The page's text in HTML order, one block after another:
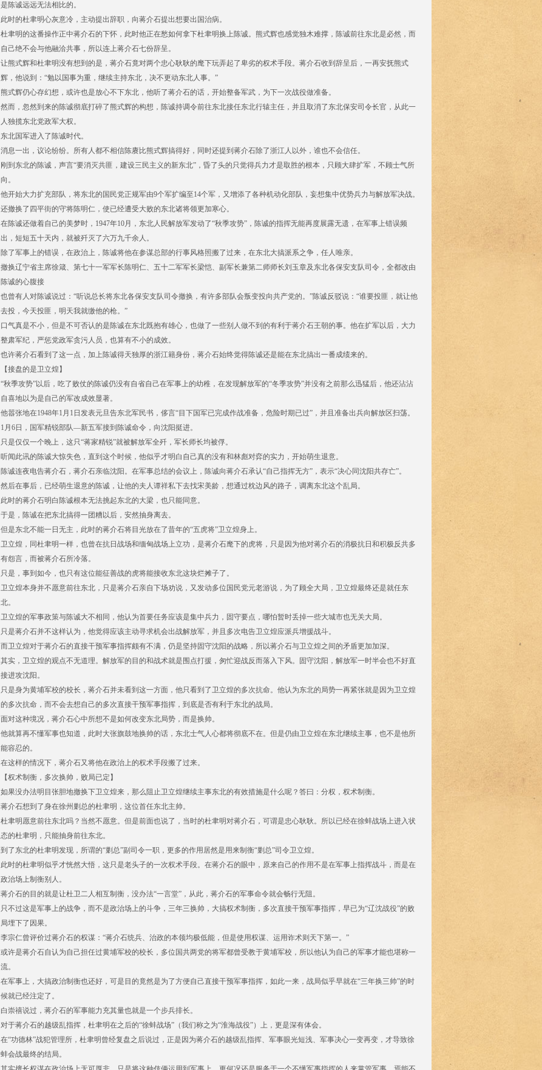
是陈诚远远无法相比的。
此时的杜聿明心灰意冷，主动提出辞职，向蒋介石提出想要出国治病。
杜聿明的这番操作正中蒋介石的下怀，此时他正在愁如何拿下杜聿明换上陈诚。熊式辉也感觉独木难撑，陈诚前往东北是必然，而
自己绝不会与他融洽共事，所以连上蒋介石七份辞呈。
让熊式辉和杜聿明没有想到的是，蒋介石竟对两个忠心耿耿的麾下玩弄起了卑劣的权术手段。蒋介石收到辞呈后，一再安抚熊式
辉，他说到：“勉以国事为重，继续主持东北，决不更动东北人事。”
熊式辉仍心存幻想，或许也是放心不下东北，他听了蒋介石的话，开始整备军武，为下一次战役做准备。
然而，忽然到来的陈诚彻底打碎了熊式辉的构想，陈诚持调令前往东北接任东北行辕主任，并且取消了东北保安司令长官，从此一
人独揽东北党政军大权。
东北国军进入了陈诚时代。
消息一出，议论纷纷。所有人都不相信陈赓比熊式辉搞得好，同时还提到蒋介石除了浙江人以外，谁也不会信任。
刚到东北的陈诚，声言“要消灭共匪，建设三民主义的新东北”，昏了头的只觉得兵力才是取胜的根本，只顾大肆扩军，不顾士气所
向。
他开始大力扩充部队，将东北的国民党正规军由9个军扩编至14个军，又增添了各种机动化部队，妄想集中优势兵力与解放军决战。
还撤换了四平街的守将陈明仁，使已经遭受大败的东北诸将领更加寒心。
在陈诚还做着自己的美梦时，1947年10月，东北人民解放军发动了“秋季攻势”，陈诚的指挥无能再度展露无遗，在军事上错误频
出，短短五十天内，就被歼灭了六万九千余人。
除了军事上的错误，在政治上，陈诚将他在参谋总部的行事风格照搬了过来，在东北大搞派系之争，任人唯亲。
撤换辽宁省主席徐箴、第七十一军军长陈明仁、五十二军军长梁恺、副军长兼第二师师长刘玉章及东北各保安支队司令，全都改由
陈诚的心腹接
也曾有人对陈诚说过：“听说总长将东北各保安支队司令撤换，有许多部队会叛变投向共产党的。”陈诚反驳说：“谁要投匪，就让他
去投，今天投匪，明天我就缴他的枪。”
口气真是不小，但是不可否认的是陈诚在东北既抱有雄心，也做了一些别人做不到的有利于蒋介石王朝的事。他在扩军以后，大力
整肃军纪，严惩党政军贪污人员，也算有不小的成效。
也许蒋介石看到了这一点，加上陈诚得天独厚的浙江籍身份，蒋介石始终觉得陈诚还是能在东北搞出一番成绩来的。
【接盘的是卫立煌】
“秋季攻势”以后，吃了败仗的陈诚仍没有自省自己在军事上的幼稚，在发现解放军的“冬季攻势”并没有之前那么迅猛后，他还沾沾
自喜地以为是自己的军改成效显著。
他嚣张地在1948年1月1日发表元旦告东北军民书，侈言“目下国军已完成作战准备，危险时期已过”，并且准备出兵向解放区扫荡。
1月6日，国军精锐部队—新五军接到陈诚命令，向沈阳挺进。
只是仅仅一个晚上，这只“蒋家精锐”就被解放军全歼，军长师长均被俘。
听闻此讯的陈诚大惊失色，直到这个时候，他似乎才明白自己真的没有和林彪对弈的实力，开始萌生退意。
陈诚连夜电告蒋介石，蒋介石亲临沈阳。在军事总结的会议上，陈诚向蒋介石承认“自己指挥无方”，表示“决心同沈阳共存亡”。
然后在事后，已经萌生退意的陈诚，让他的夫人谭祥私下去找宋美龄，想通过枕边风的路子，调离东北这个乱局。
此时的蒋介石明白陈诚根本无法挑起东北的大梁，也只能同意。
于是，陈诚在把东北搞得一团糟以后，安然抽身离去。
但是东北不能一日无主，此时的蒋介石将目光放在了昔年的“五虎将”卫立煌身上。
卫立煌，同杜聿明一样，也曾在抗日战场和缅甸战场上立功，是蒋介石麾下的虎将，只是因为他对蒋介石的消极抗日和积极反共多
有怨言，而被蒋介石所冷落。
只是，事到如今，也只有这位能征善战的虎将能接收东北这块烂摊子了。
卫立煌本身并不愿意前往东北，只是蒋介石亲自下场劝说，又发动多位国民党元老游说，为了顾全大局，卫立煌最终还是就任东
北。
卫立煌的军事政策与陈诚大不相同，他认为首要任务应该是集中兵力，固守要点，哪怕暂时丢掉一些大城市也无关大局。
只是蒋介石并不这样认为，他觉得应该主动寻求机会出战解放军，并且多次电告卫立煌应派兵增援战斗。
而卫立煌对于蒋介石的直接干预军事指挥颇有不满，仍是坚持固守沈阳的战略，所以蒋介石与卫立煌之间的矛盾更加加深。
其实，卫立煌的观点不无道理。解放军的目的和战术就是围点打援，匆忙迎战反而落入下风。固守沈阳，解放军一时半会也不好直
接进攻沈阳。
只是身为黄埔军校的校长，蒋介石并未看到这一方面，他只看到了卫立煌的多次抗命。他认为东北的局势一再紧张就是因为卫立煌
的多次抗命，而不会去想自己的多次直接干预军事指挥，到底是否有利于东北的战局。
面对这种境况，蒋介石心中所想不是如何改变东北局势，而是换帅。
他就算再不懂军事也知道，此时大张旗鼓地换帅的话，东北士气人心都将彻底不在。但是仍由卫立煌在东北继续主事，也不是他所
能容忍的。
在这样的情况下，蒋介石又将他在政治上的权术手段搬了过来。
【权术制衡，多次换帅，败局已定】
如果没办法明目张胆地撤换下卫立煌来，那么阻止卫立煌继续主事东北的有效措施是什么呢？答曰：分权，权术制衡。
蒋介石想到了身在徐州剿总的杜聿明，这位首任东北主帅。
杜聿明愿意前往东北吗？当然不愿意。但是前面也说了，当时的杜聿明对蒋介石，可谓是忠心耿耿。所以已经在徐蚌战场上进入状
态的杜聿明，只能抽身前往东北。
到了东北的杜聿明发现，所谓的“剿总”副司令一职，更多的作用居然是用来制衡“剿总”司令卫立煌。
此时的杜聿明似乎才恍然大悟，这只是老头子的一次权术手段。在蒋介石的眼中，原来自己的作用不是在军事上指挥战斗，而是在
政治场上制衡别人。
蒋介石的目的就是让杜卫二人相互制衡，没办法“一言堂”，从此，蒋介石的军事命令就会畅行无阻。
只不过这是军事上的战争，而不是政治场上的斗争，三年三换帅，大搞权术制衡，多次直接干预军事指挥，早已为“辽沈战役”的败
局埋下了因果。
李宗仁曾评价过蒋介石的权谋：“蒋介石统兵、治政的本领均极低能，但是使用权谋、运用诈术则天下第一。”
或许是蒋介石自认为自己担任过黄埔军校的校长，多位国共两党的将军都曾受教于黄埔军校，所以他认为自己的军事才能也堪称一
流。
在军事上，大搞政治制衡也还好，可是目的竟然是为了方便自己直接干预军事指挥，如此一来，战局似乎早就在“三年换三帅”的时
候就已经注定了。
白崇禧说过，蒋介石的军事能力充其量也就是一个步兵排长。
对于蒋介石的越级乱指挥，杜聿明在之后的“徐蚌战场”（我们称之为“淮海战役”）上，更是深有体会。
在“功德林”战犯管理所，杜聿明曾经复盘之后说过，正是因为蒋介石的越级乱指挥、军事眼光短浅、军事决心一变再变，才导致徐
蚌会战最终的结局。